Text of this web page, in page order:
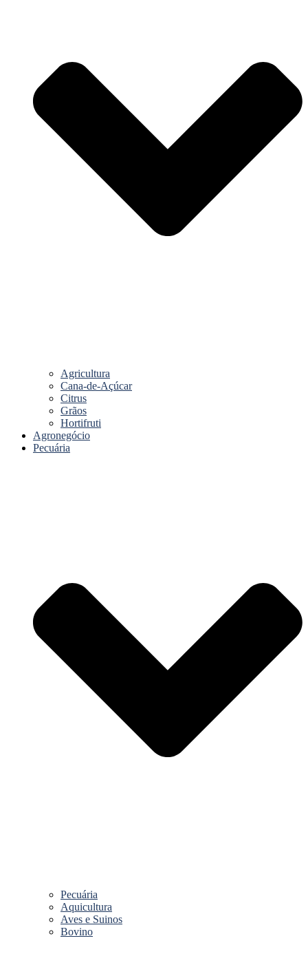
Agricultura
Cana-de-Açúcar
Citrus
Grãos
Hortifruti
Agronegócio
Pecuária
Pecuária
Aquicultura
Aves e Suinos
Bovino